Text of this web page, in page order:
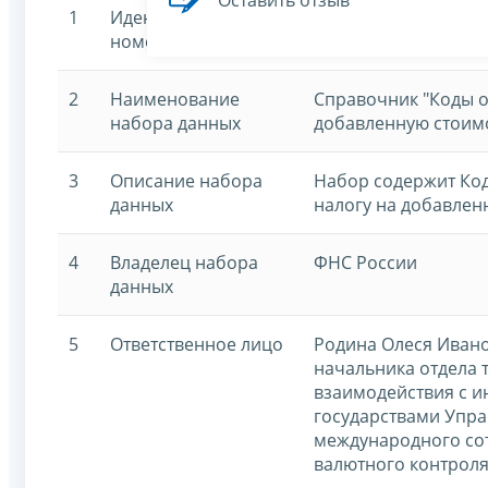
1
Идентификационный
номер
2
Наименование
набора данных
Справочник "Коды
добавленную
3
Описание набора
данных
Набор содержит
налогу на
4
Владелец набора
данных
ФНС России
5 Ответственное лицо
Родина Олеся
начальника отдела
взаимодействия с
государствами
международного
валютного